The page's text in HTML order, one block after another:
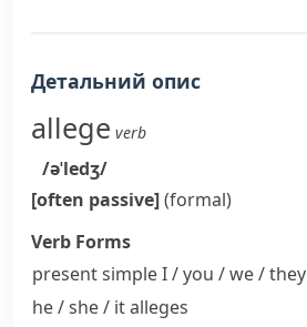
Детальний опис
allege verb
/əˈledʒ/
[often passive](formal)
Verb Forms
present simple I / you / we / they
he / she / italleges